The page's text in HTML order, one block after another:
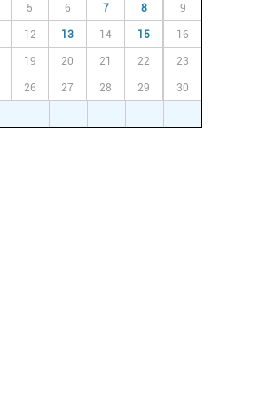
5 6 7 8 9
12 13 14 15 16
19 20 21 22 23
26 27 28 29 30